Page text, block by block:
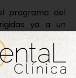
programa del
ya a un
cómicas,
un claro